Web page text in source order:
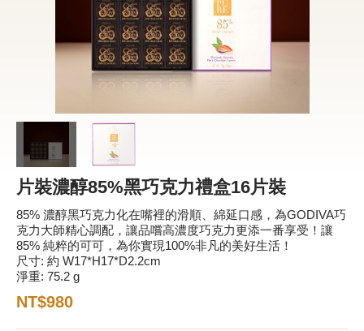
百年限定系列
冰享系列
休閒分享
巧克力餅乾
巧克力磚/巧克力豆
片裝濃醇85%黑巧克力禮盒16片裝
85% 濃醇黑巧克力化在嘴裡的滑順、綿延口感，為GODIVA巧
克力大師精心調配，讓品嚐高濃度巧克力更添一番享受！讓
85% 純粹的可可，為你實現100%非凡的美好生活！
尺寸: 約 W17*H17*D2.2cm
淨重: 75.2 g
NT$980